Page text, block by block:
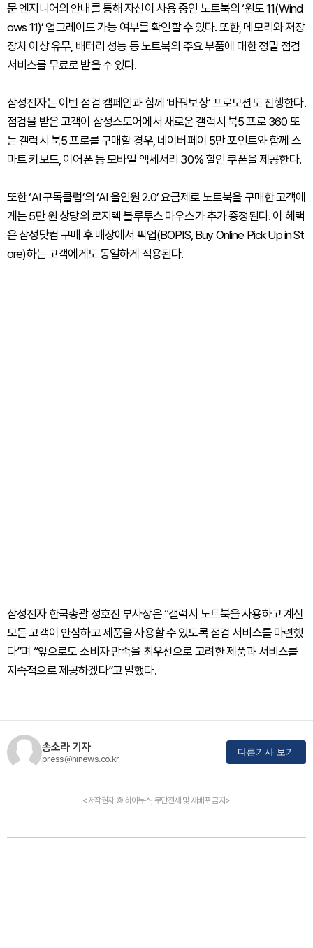
문 엔지니어의 안내를 통해 자신이 사용 중인 노트북의 ‘윈도 11(Wind
ows 11)’ 업그레이드 가능 여부를 확인할 수 있다. 또한, 메모리와 저장
장치 이상 유무, 배터리 성능 등 노트북의 주요 부품에 대한 정밀 점검
서비스를 무료로 받을 수 있다.
삼성전자는 이번 점검 캠페인과 함께 ‘바꿔보상’ 프로모션도 진행한다.
점검을 받은 고객이 삼성스토어에서 새로운 갤럭시 북5 프로 360 또
는 갤럭시 북5 프로를 구매할 경우, 네이버페이 5만 포인트와 함께 스
마트 키보드, 이어폰 등 모바일 액세서리 30% 할인 쿠폰을 제공한다.
또한 ‘AI 구독클럽’의 ‘AI 올인원 2.0’ 요금제로 노트북을 구매한 고객에
게는 5만 원 상당의 로지텍 블루투스 마우스가 추가 증정된다. 이 혜택
은 삼성닷컴 구매 후 매장에서 픽업(BOPIS, Buy Online Pick Up in St
ore)하는 고객에게도 동일하게 적용된다.
삼성전자 한국총괄 정호진 부사장은 “갤럭시 노트북을 사용하고 계신
모든 고객이 안심하고 제품을 사용할 수 있도록 점검 서비스를 마련했
다”며 “앞으로도 소비자 만족을 최우선으로 고려한 제품과 서비스를
지속적으로 제공하겠다”고 말했다.
송소라 기자
press@hinews.co.kr
다른기사 보기
<저작권자 © 하이뉴스, 무단전재 및 재배포 금지>